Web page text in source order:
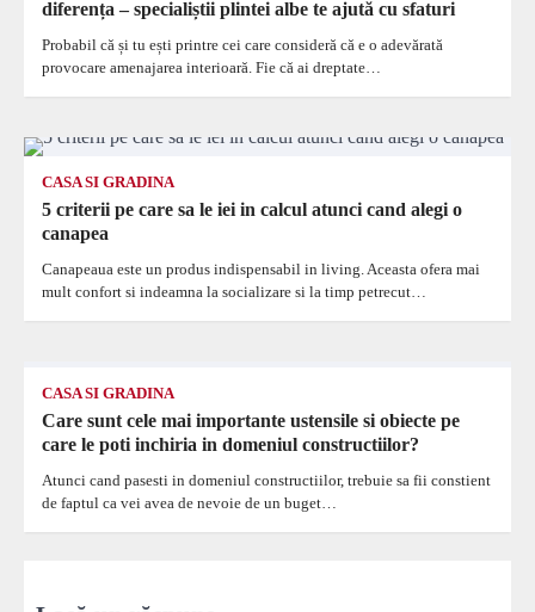
diferența – specialiștii plintei albe te ajută cu sfaturi
Probabil că și tu ești printre cei care consideră că e o adevărată
provocare amenajarea interioară. Fie că ai dreptate…
CASA SI GRADINA
5 criterii pe care sa le iei in calcul atunci cand alegi o
canapea
Canapeaua este un produs indispensabil in living. Aceasta ofera mai
mult confort si indeamna la socializare si la timp petrecut…
CASA SI GRADINA
Care sunt cele mai importante ustensile si obiecte pe
care le poti inchiria in domeniul constructiilor?
Atunci cand pasesti in domeniul constructiilor, trebuie sa fii constient
de faptul ca vei avea de nevoie de un buget…